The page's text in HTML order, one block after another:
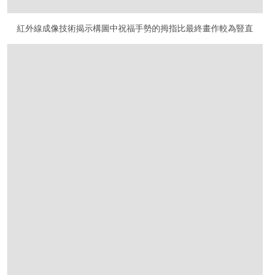
紅外線成像技術揭示構圖中祝福手勢的拇指比最終畫作較為豎直